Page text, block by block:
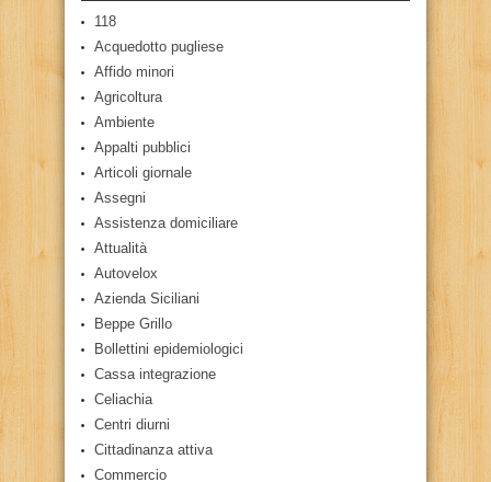
118
Acquedotto pugliese
Affido minori
Agricoltura
Ambiente
Appalti pubblici
Articoli giornale
Assegni
Assistenza domiciliare
Attualità
Autovelox
Azienda Siciliani
Beppe Grillo
Bollettini epidemiologici
Cassa integrazione
Celiachia
Centri diurni
Cittadinanza attiva
Commercio